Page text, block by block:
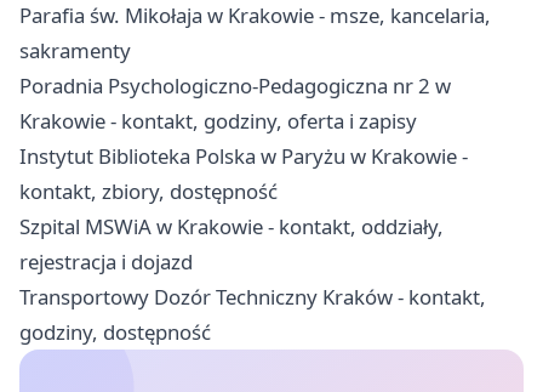
Parafia św. Mikołaja w Krakowie - msze, kancelaria,
sakramenty
Poradnia Psychologiczno-Pedagogiczna nr 2 w
Krakowie - kontakt, godziny, oferta i zapisy
Instytut Biblioteka Polska w Paryżu w Krakowie -
kontakt, zbiory, dostępność
Szpital MSWiA w Krakowie - kontakt, oddziały,
rejestracja i dojazd
Transportowy Dozór Techniczny Kraków - kontakt,
godziny, dostępność